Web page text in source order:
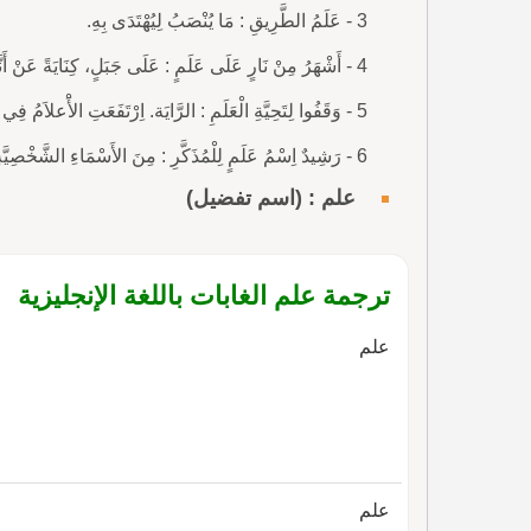
3 - عَلَمُ الطَّرِيقِ : مَا يُنْصَبُ لِيُهْتَدَى بِهِ.
4 - أَشْهَرُ مِنْ نَارٍ عَلَى عَلَمٍ : عَلَى جَبَلٍ، كِنَايَةً عَنْ أَنَّهُ مَعْرُوفٌ وَمَشْهُورٌ. هُوَ عَلَمٌ مِنْ أَعْلاَمِ الْفِكْرِ.
5 - وَقَفُوا لِتَحِيَّةِ الْعَلَمِ : الرَّايَة. اِرْتَفَعَتِ الأَْعلاَمُ فِي كُلِّ مَكَانٍ.
6 - رَشِيدٌ اِسْمُ عَلَمٍ لِلْمُذَكَّرِ : مِنَ الأَسْمَاءِ الشَّخْصِيَّةِ.
علم : (اسم تفضيل)
ترجمة علم الغابات باللغة الإنجليزية
علم
علم